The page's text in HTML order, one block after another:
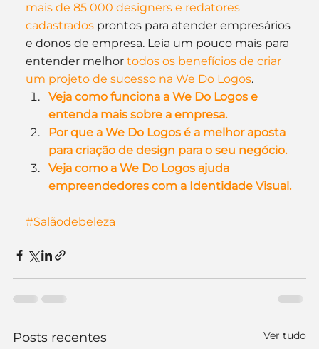
mais de 85 000 designers e redatores
cadastrados prontos para atender empresários
e donos de empresa. Leia um pouco mais para
entender melhor todos os benefícios de criar
um projeto de sucesso na We Do Logos.
Veja como funciona a We Do Logos e
entenda mais sobre a empresa.
Por que a We Do Logos é a melhor aposta
para criação de design para o seu negócio.
Veja como a We Do Logos ajuda
empreendedores com a Identidade Visual.
#Salãodebeleza
Posts recentes Ver tudo